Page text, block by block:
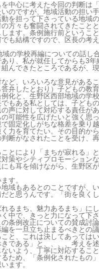
中心に考えた今回の判断は
のですが、地域活動の担い
を担って下さっている地域
方々も奮闘されてきたこと
ます。条例施行前というこ
も結構ですので、区長の考
の学校再編についての話し
り、私が就任してからも3
んできたところであるが、
ど、いろいろな意見がある
弁したとおり）子どもの教
化と、生野区西部地域の学
もある私としては、子ども
声に対して対応する責任が
可能性を広げたいと強く思
固定化しがちな格差を乗り
力を育てたい。その目的か
断がなされたことを受け、
とにより「まちが寂れる」
策やシティプロモーション
も耳を傾けながら、生野区
す。
域もあるとのことですが、
と思うんです。「街を良く
るまち、魅力あるまち」に
中で、きっと力になって下
条例改正についての賛成討
を一旦立ち止まるべきとの
と、これは決してあっては
である」と、、、、考えを
いよう、丁寧に対応するこ
ため、「条例化されたもの
ます。